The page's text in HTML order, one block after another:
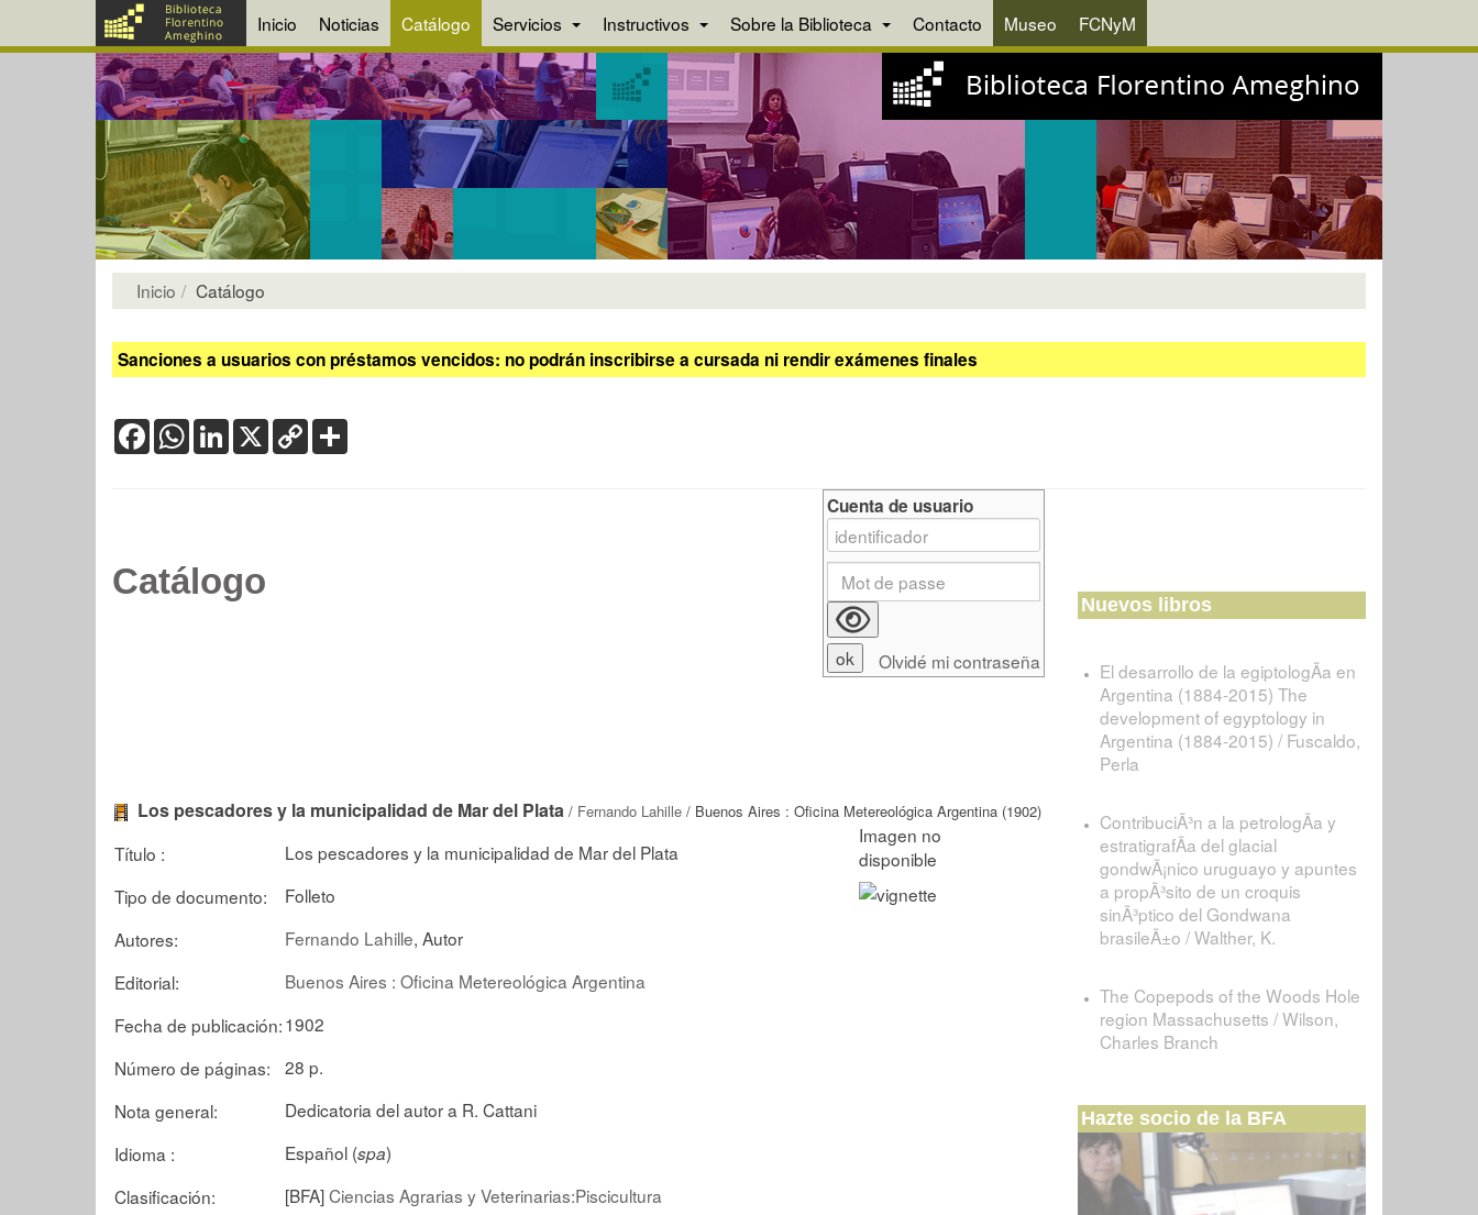
Inicio Noticias Catálogo Servicios Instructivos Sobre la Biblioteca Contacto Museo FCNyM
Inicio Catálogo
Sanciones a usuarios con préstamos vencidos: no podrán inscribirse a cursada ni rendir exámenes finales
FacebookWhatsApp
LinkedIn
X Copy
Link
Catálogo
Los pescadores y la municipalidad de Mar del Plata / Fernando Lahille / Buenos Aires : Oficina Metereológica Argentina (1902)
Título :
Los pescadores y la municipalidad de Mar del Plata
Tipo de documento:
Folleto
Autores:
Fernando Lahille, Autor
Editorial:
Buenos Aires : Oficina Metereológica Argentina
Fecha de publicación:1902
Número de páginas:
28 p.
Nota general:
Dedicatoria del autor a R. Cattani
Idioma :
Español (spa)
Clasificación:
[BFA]Ciencias Agrarias y Veterinarias:Piscicultura
Cuenta de usuario
Olvidé mi contraseña
Nuevos libros
El desarrollo de la egiptologÃ­a en
Argentina (1884-2015) The
development of egyptology in
Argentina (1884-2015) / Fuscaldo,
Perla
ContribuciÃ³n a la petrologÃ­a y
estratigrafÃ­a del glacial
gondwÃ¡nico uruguayo y apuntes
a propÃ³sito de un croquis
sinÃ³ptico del Gondwana
brasileÃ±o / Walther, K.
The Copepods of the Woods Hole
region Massachusetts / Wilson,
Charles Branch
Hazte socio de la BFA